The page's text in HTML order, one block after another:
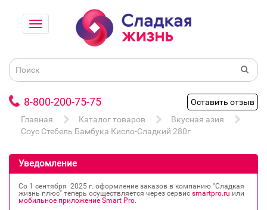
8-800-200-75-75
Оставить отзыв
Главная
Каталог товаров
Вкусная азия
Соус Стебель Бамбука Кисло-Сладкий 280г
Уведомление
Со 1 сентября 2025 г. оформление заказов в компанию "Сладкая
жизнь плюс" теперь осуществляется через сервис smartpro.ru или
мобильное приложение Smart Pro.